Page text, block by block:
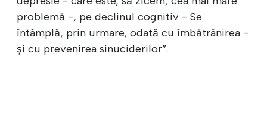
problemă -, pe declinul cognitiv - Se
întâmplă, prin urmare, odată cu îmbătrânirea -
și cu prevenirea sinuciderilor”.